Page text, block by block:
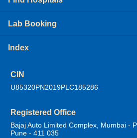
Lab Booking
Index
CIN
U85320PN2019PLC185286
Registered Office
Bajaj Auto Limited Complex, Mumbai -
Pune - 411 035